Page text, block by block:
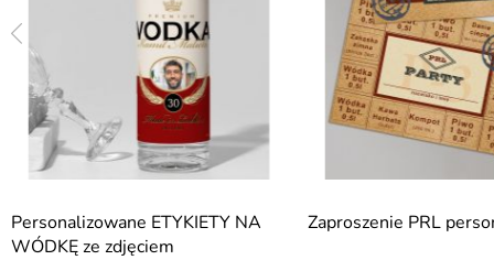
Personalizowane ETYKIETY NA
WÓDKĘ ze zdjęciem
Zaproszenie PRL